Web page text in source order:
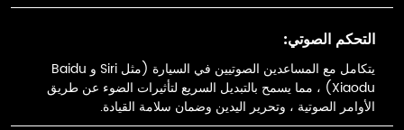
التحكم الصوتي:
يتكامل مع المساعدين الصوتيين في السيارة (مثل Siri و Baidu
Xiaodu) ، مما يسمح بالتبديل السريع لتأثيرات الضوء عن طريق
الأوامر الصوتية ، وتحرير اليدين وضمان سلامة القيادة.